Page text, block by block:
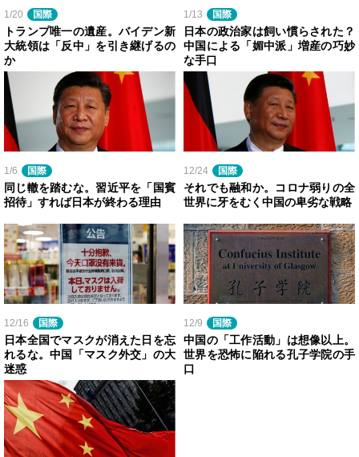
1/20 国際
トランプ唯一の遺産。バイデン新
大統領は「反中」を引き継げるの
か
1/13 国際
日本の政治家は飼い慣らされた？
中国による「媚中派」増産の巧妙
な手口
1/6 国際
同じ轍を踏むな。習近平を「国賓
招待」すれば日本が終わる理由
12/24 国際
それでも融和か。コロナ弱りの全
世界に牙をむく中国の卑劣な戦略
12/16 国際
日本全国でマスクが消えた日を忘
れるな。中国「マスク外交」の大
迷惑
12/9 国際
中国の「工作活動」は想像以上。
世界を恐怖に陥れる孔子学院の手
口